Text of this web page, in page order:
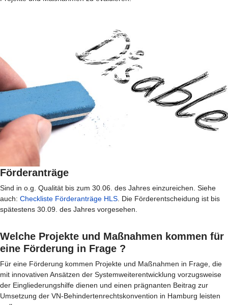
Förderanträge
Sind in o.g. Qualität bis zum 30.06. des Jahres einzureichen. Siehe
auch: Checkliste Förderanträge HLS . Die Förderentscheidung ist bis
spätestens 30.09. des Jahres vorgesehen.
Welche Projekte und Maßnahmen kommen für
eine Förderung in Frage ?
Für eine Förderung kommen Projekte und Maßnahmen in Frage, die
mit innovativen Ansätzen der Systemweiterentwicklung vorzugsweise
der Eingliederungshilfe dienen und einen prägnanten Beitrag zur
Umsetzung der VN-Behindertenrechtskonvention in Hamburg leisten